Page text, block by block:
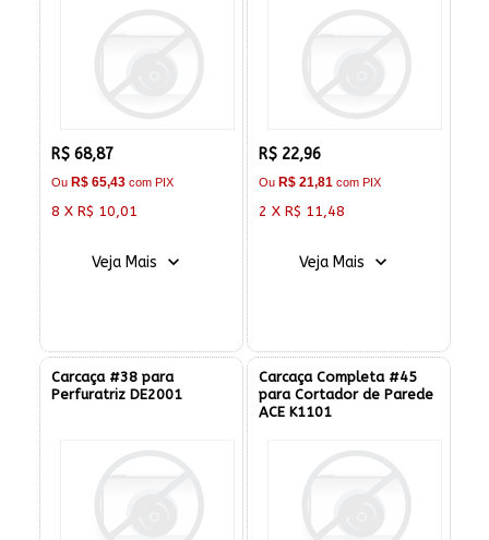
R$ 68,87
Ou R$ 65,43com PIX
8 X R$ 10,01
Veja Mais
R$ 22,96
Ou R$ 21,81 com PIX
2 X R$ 11,48
Veja Mais
Carcaça #38 para
Perfuratriz DE2001
Carcaça Completa #45
para Cortador de Parede
ACE K1101